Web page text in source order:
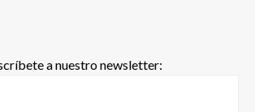
a nuestro newsletter: